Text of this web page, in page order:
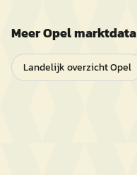
MeerOpelmarktdata
Landelijk overzichtOpel